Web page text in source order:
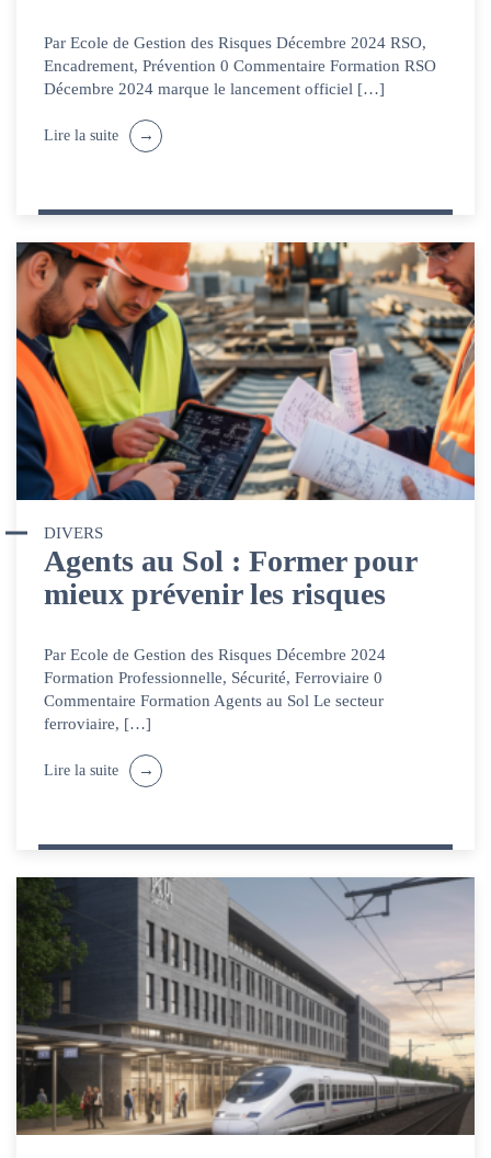
Par Ecole de Gestion des Risques Décembre 2024 RSO,
Encadrement, Prévention 0 Commentaire Formation RSO
Décembre 2024 marque le lancement officiel […]
Lire la suite
DIVERS
Agents au Sol : Former pour
mieux prévenir les risques
Par Ecole de Gestion des Risques Décembre 2024
Formation Professionnelle, Sécurité, Ferroviaire 0
Commentaire Formation Agents au Sol Le secteur
ferroviaire, […]
Lire la suite